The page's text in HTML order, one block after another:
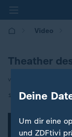
Video
Theather
von Andreas Postel
11.12.2025 | 21:45
Deine
Um dir eine
und ZDFtivi